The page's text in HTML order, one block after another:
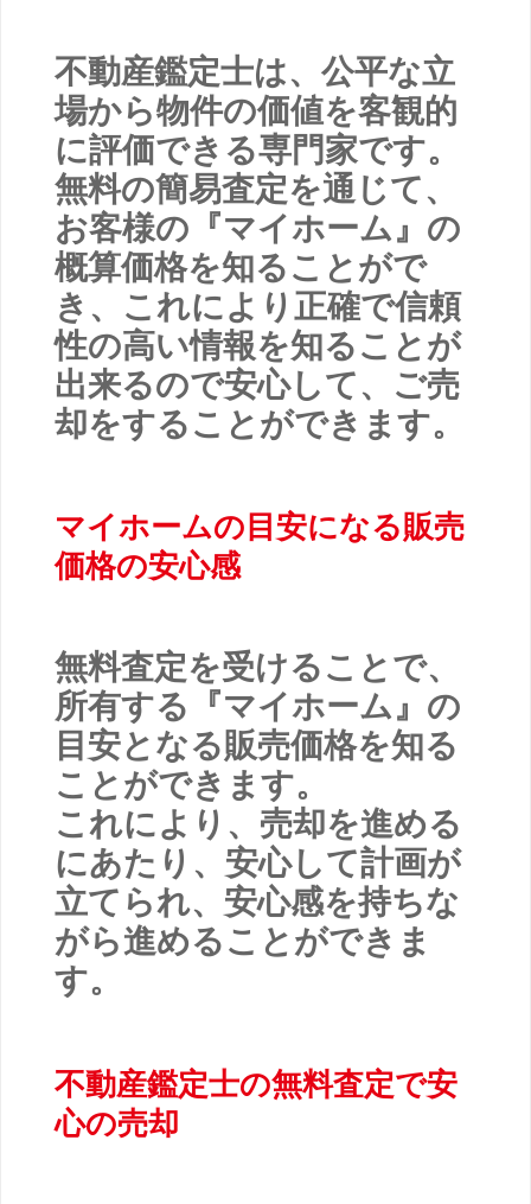
不動産鑑定士は、公平な立
場から物件の価値を客観的
に評価できる専門家です。
無料の簡易査定を通じて、
お客様の『マイホーム』の
概算価格を知ることがで
き、これにより正確で信頼
性の高い情報を知ることが
出来るので安心して、ご売
却をすることができます。
マイホームの目安になる販売
価格の安心感
無料査定を受けることで、
所有する『マイホーム』の
目安となる販売価格を知る
ことができます。
これにより、売却を進める
にあたり、安心して計画が
立てられ、安心感を持ちな
がら進めることができま
す。
不動産鑑定士の無料査定で安
心の売却